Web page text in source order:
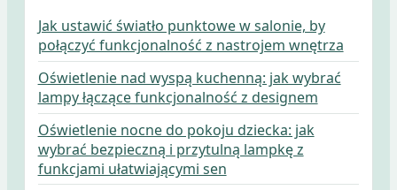
Jak ustawić światło punktowe w salonie, by
połączyć funkcjonalność z nastrojem wnętrza
Oświetlenie nad wyspą kuchenną: jak wybrać
lampy łączące funkcjonalność z designem
Oświetlenie nocne do pokoju dziecka: jak
wybrać bezpieczną i przytulną lampkę z
funkcjami ułatwiającymi sen